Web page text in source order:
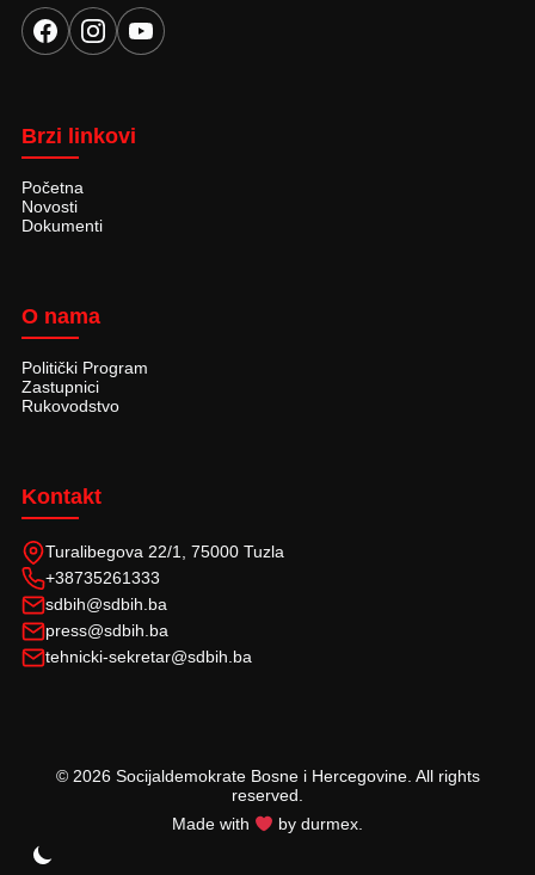
Brzi linkovi
Početna
Novosti
Dokumenti
O nama
Politički Program
Zastupnici
Rukovodstvo
Kontakt
Turalibegova 22/1, 75000 Tuzla
+38735261333
sdbih@sdbih.ba
press@sdbih.ba
tehnicki-sekretar@sdbih.ba
© 2026 Socijaldemokrate Bosne i Hercegovine. All rights
reserved.
Made with
by durmex.